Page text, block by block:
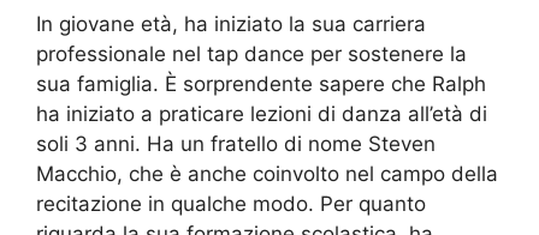
In giovane età, ha iniziato la sua carriera
professionale nel tap dance per sostenere la
sua famiglia. È sorprendente sapere che Ralph
ha iniziato a praticare lezioni di danza all’età di
soli 3 anni. Ha un fratello di nome Steven
Macchio, che è anche coinvolto nel campo della
recitazione in qualche modo. Per quanto